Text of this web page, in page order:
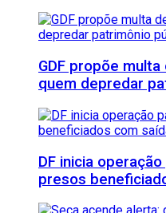
GDF propõe
quem depredar
DF inicia
presos